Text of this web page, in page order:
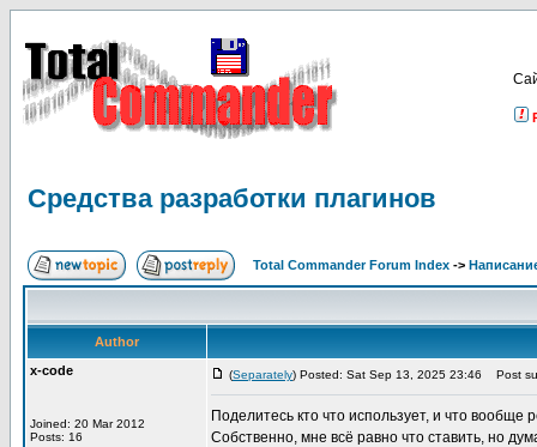
Средства разработки плагинов
Total Commander Forum Index ->
Author
x-code
Joined: 20 Mar 2012
Posts: 16
(Separately) Posted: Sat Sep 13, 2025 23:46 Post
Поделитесь кто что использует, и что вообще
Собственно, мне всё равно что ставить, но